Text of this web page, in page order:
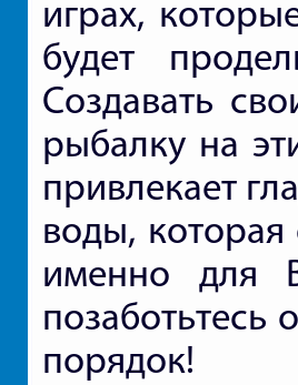
играх,
будет
Создавать
рыбалку на
привлекает
воды, которая
именно для
позаботьтесь
порядок!